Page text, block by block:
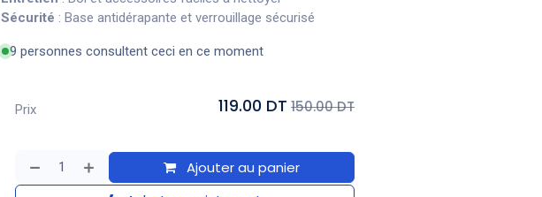
Sécurité : Base antidérapante et verrouillage sécurisé
9 personnes consultent ceci en ce moment
Ajouter au panier
Prix 119.00 DT 150.00 DT